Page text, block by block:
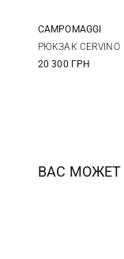
CAMPOMAGGI
РЮКЗАК CERVINO
20 300 ГРН
ВАС МОЖЕТ